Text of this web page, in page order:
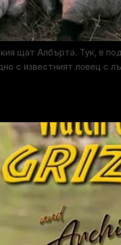
щат Албърта. Тук, в
с известният ловец с